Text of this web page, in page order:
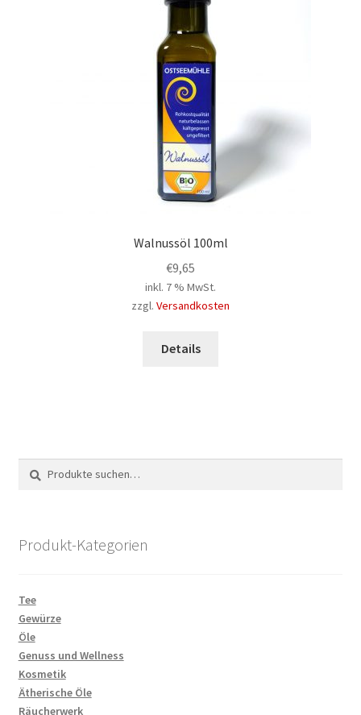
werden
Walnussöl 100ml
€9,65
inkl. 7 % MwSt.
zzgl. Versandkosten
Details
Suche
nach:
Suchen
Produkt-Kategorien
Tee
Gewürze
Öle
Genuss und Wellness
Kosmetik
Ätherische Öle
Räucherwerk